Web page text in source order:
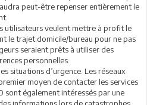
peut-être repenser entièrement le
utilisateurs veulent mettre à profit le
le trajet domicile/bureau pour ne pas
seraient prêts à utiliser des
personnelles.
situations d’urgence. Les réseaux
moyen de contacter les services
sont également intéressés par une
informations lors de catastrophes